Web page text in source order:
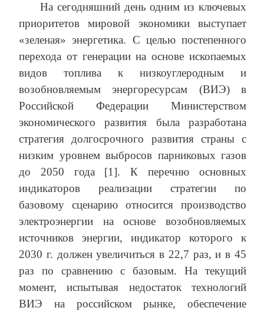
На сегодняшний день одним из ключевых
приоритетов мировой экономики выступает
«зеленая» энергетика. С целью постепенного
перехода от генерации на основе ископаемых
видов топлива к низкоуглеродным и
возобновляемым энергоресурсам (ВИЭ) в
Российской Федерации Министерством
экономического развития была разработана
стратегия долгосрочного развития страны с
низким уровнем выбросов парниковых газов
до 2050 года [1]. К перечню основных
индикаторов реализации стратегии по
базовому сценарию относится производство
электроэнергии на основе возобновляемых
источников энергии, индикатор которого к
2030 г. должен увеличиться в 22,7 раз, и в 45
раз по сравнению с базовым. На текущий
момент, испытывая недостаток технологий
ВИЭ на российском рынке, обеспечение